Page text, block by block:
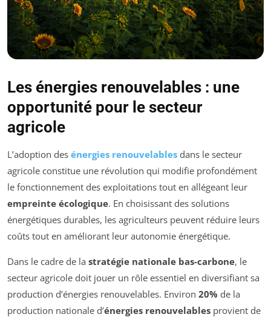
Les énergies renouvelables : une
opportunité pour le secteur
agricole
L’adoption des énergies renouvelables dans le secteur
agricole constitue une révolution qui modifie profondément
le fonctionnement des exploitations tout en allégeant leur
empreinte écologique. En choisissant des solutions
énergétiques durables, les agriculteurs peuvent réduire leurs
coûts tout en améliorant leur autonomie énergétique.
Dans le cadre de la stratégie nationale bas-carbone, le
secteur agricole doit jouer un rôle essentiel en diversifiant sa
production d’énergies renouvelables. Environ 20% de la
production nationale d’énergies renouvelables provient de